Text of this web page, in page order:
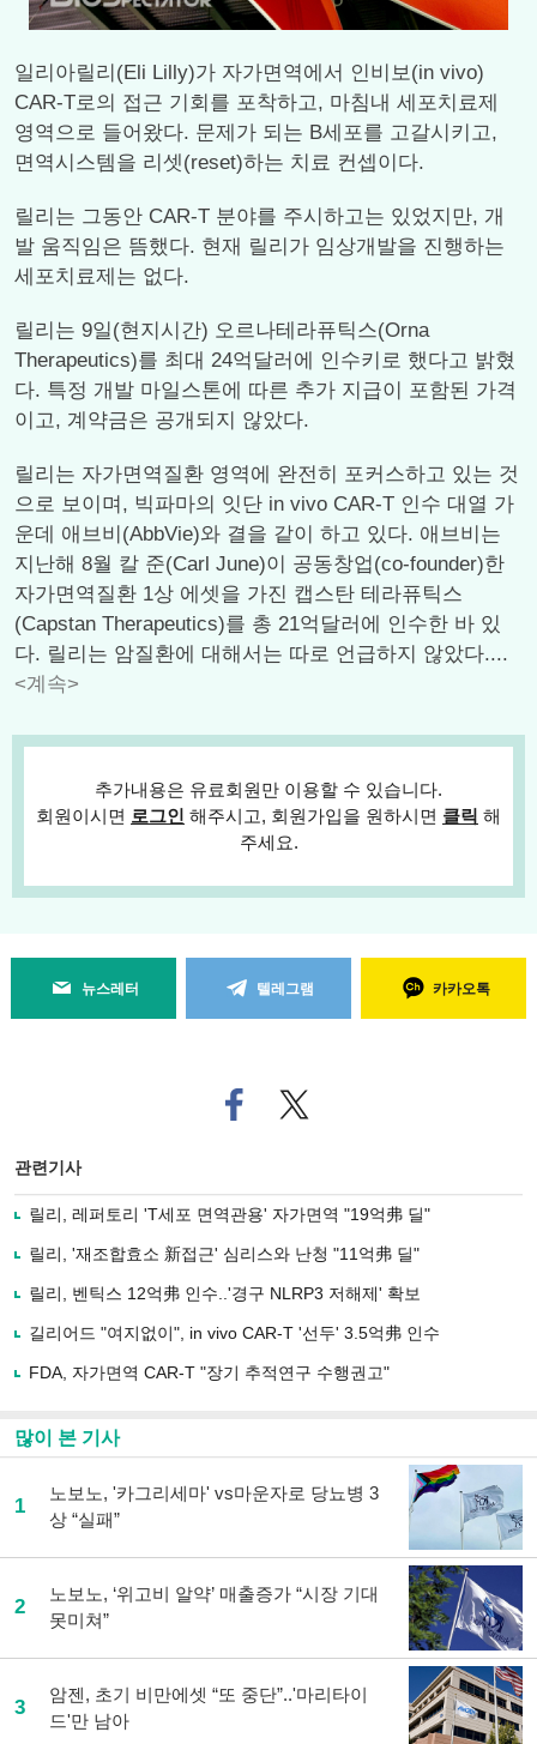
일리아릴리(Eli Lilly)가 자가면역에서 인비보(in vivo)
CAR-T로의 접근 기회를 포착하고, 마침내 세포치료제
영역으로 들어왔다. 문제가 되는 B세포를 고갈시키고,
면역시스템을 리셋(reset)하는 치료 컨셉이다.
릴리는 그동안 CAR-T 분야를 주시하고는 있었지만, 개
발 움직임은 뜸했다. 현재 릴리가 임상개발을 진행하는
세포치료제는 없다.
릴리는 9일(현지시간) 오르나테라퓨틱스(Orna
Therapeutics)를 최대 24억달러에 인수키로 했다고 밝혔
다. 특정 개발 마일스톤에 따른 추가 지급이 포함된 가격
이고, 계약금은 공개되지 않았다.
릴리는 자가면역질환 영역에 완전히 포커스하고 있는 것
으로 보이며, 빅파마의 잇단 in vivo CAR-T 인수 대열 가
운데 애브비(AbbVie)와 결을 같이 하고 있다. 애브비는
지난해 8월 칼 준(Carl June)이 공동창업(co-founder)한
자가면역질환 1상 에셋을 가진 캡스탄 테라퓨틱스
(Capstan Therapeutics)를 총 21억달러에 인수한 바 있
다. 릴리는 암질환에 대해서는 따로 언급하지 않았다....
<계속>
추가내용은 유료회원만 이용할 수 있습니다.
회원이시면 로그인 해주시고, 회원가입을 원하시면 클릭 해
주세요.
뉴스레터 텔레그램 카카오톡
페
이
로
기
사
유
기
트위
터로
관련기사
릴리, 레퍼토리 'T세포 면역관용' 자가면역 "19억弗 딜"
릴리, '재조합효소 新접근' 심리스와 난청 "11억弗 딜"
릴리, 벤틱스 12억弗 인수..'경구 NLRP3 저해제' 확보
길리어드 "여지없이", in vivo CAR-T '선두' 3.5억弗 인수
FDA, 자가면역 CAR-T "장기 추적연구 수행권고"
많이 본 기사
1
노보노, '카그리세마' vs마운자로 당뇨병 3
상 “실패”
2
노보노, ‘위고비 알약’ 매출증가 “시장 기대
못미쳐”
3
암젠, 초기 비만에셋 “또 중단”..'마리타이
드'만 남아